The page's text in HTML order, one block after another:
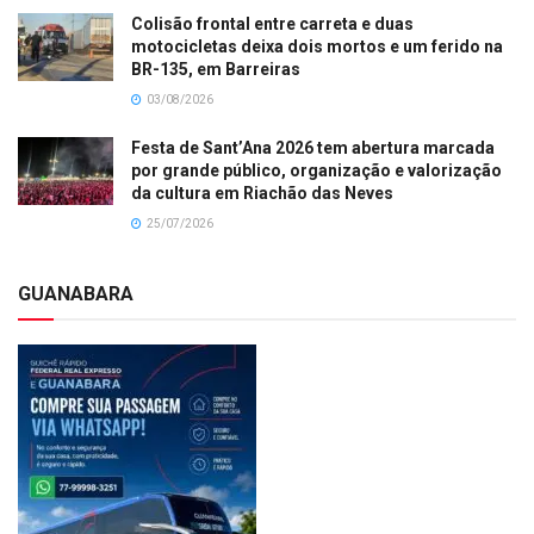
Colisão frontal entre carreta e duas
motocicletas deixa dois mortos e um ferido na
BR-135, em Barreiras
03/08/2026
Festa de Sant’Ana 2026 tem abertura marcada
por grande público, organização e valorização
da cultura em Riachão das Neves
25/07/2026
GUANABARA